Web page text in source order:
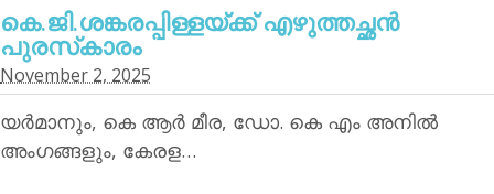
കെ.ജി.ശങ്കരപ്പിള്ളയ്ക്ക് എഴുത്തച്ഛന്‍
പുരസ്‌കാരം
November 2, 2025
യര്‍മാനും, കെ ആര്‍ മീര, ഡോ. കെ എം അനില്‍
അംഗങ്ങളും, കേരള…